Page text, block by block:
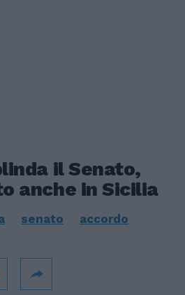
il Senato,
anche in Sicilia
senato
accordo